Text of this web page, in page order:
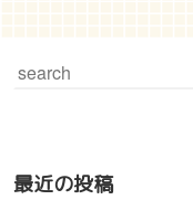
最近の投稿